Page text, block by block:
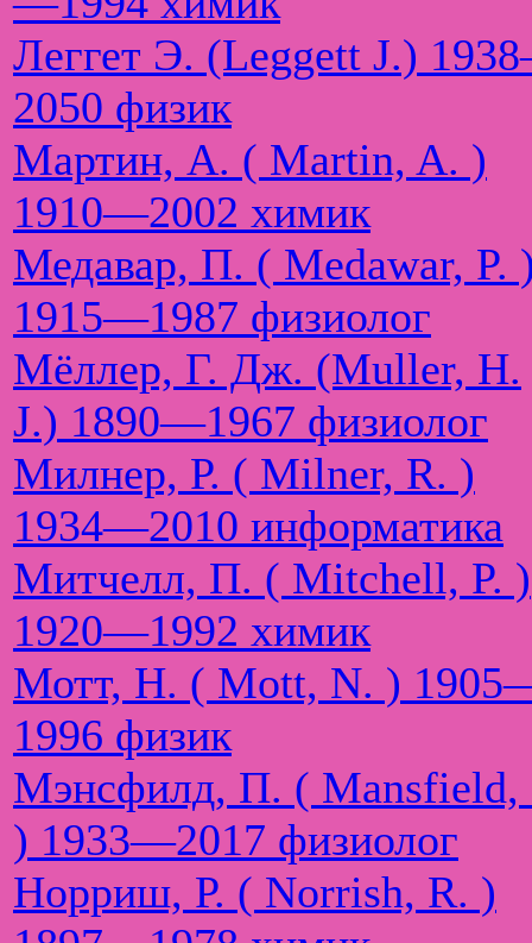
Леггет Э. (Leggett J.)
2050 физик
Мартин, А. ( Martin, A. )
1910—2002 химик
Медавар, П. ( Medawar, P.
1915—1987 физиолог
Мёллер, Г. Дж. (Muller, H.
J.) 1890—1967 физиолог
Милнер, Р. ( Milner, R. )
1934—2010 информатика
Митчелл, П. ( Mitchell, P. )
1920—1992 химик
Мотт, Н. ( Mott, N. )
1996 физик
Мэнсфилд, П. ( Mansfield,
) 1933—2017 физиолог
Норриш, Р. ( Norrish, R. )